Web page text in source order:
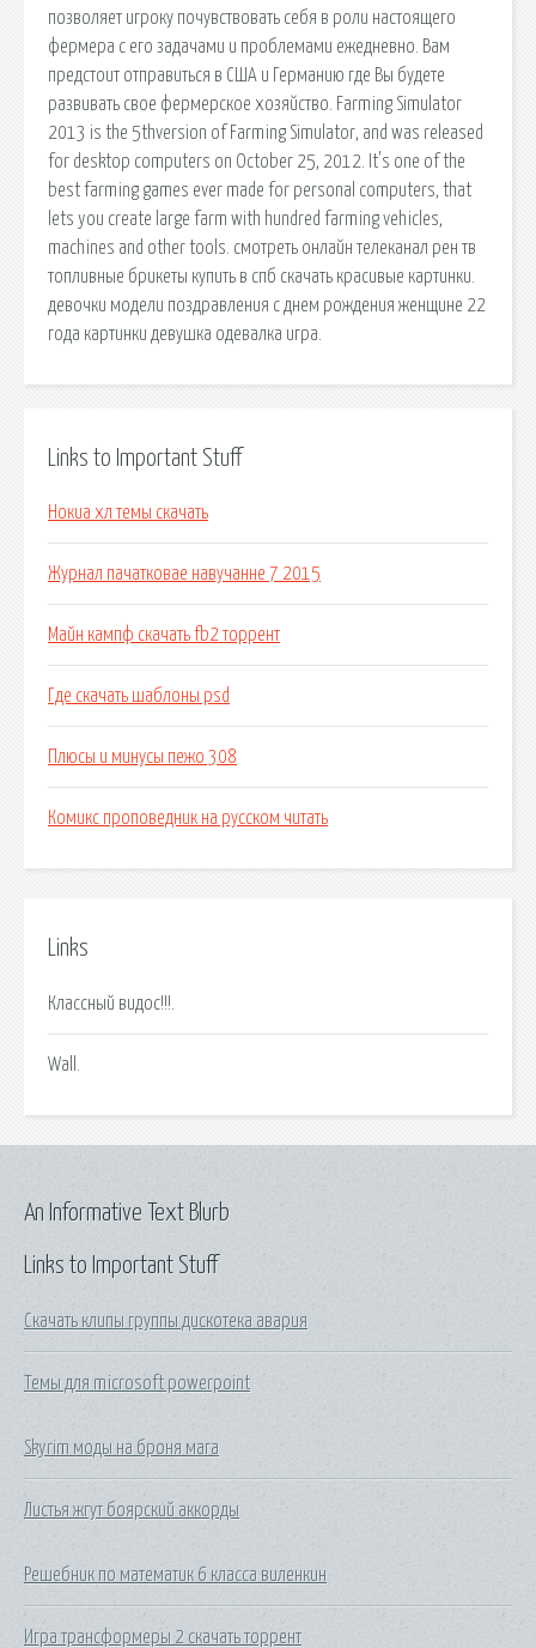
позволяет игроку почувствовать себя в роли настоящего
фермера с его задачами и проблемами ежедневно. Вам
предстоит отправиться в США и Германию где Вы будете
развивать свое фермерское хозяйство. Farming Simulator
2013 is the 5thversion of Farming Simulator, and was released
for desktop computers on October 25, 2012. It's one of the
best farming games ever made for personal computers, that
lets you create large farm with hundred farming vehicles,
machines and other tools. смотреть онлайн телеканал рен тв
топливные брикеты купить в спб скачать красивые картинки.
девочки модели поздравления с днем рождения женщине 22
года картинки девушка одевалка игра.
Links to Important Stuff
Нокиа хл темы скачать
Журнал пачатковае навучанне 7 2015
Майн кампф скачать fb2 торрент
Где скачать шаблоны psd
Плюсы и минусы пежо 308
Комикс проповедник на русском читать
Links
Классный видос!!!.
Wall.
Links to Important Stuff
Скачать клипы группы дискотека авария
Темы для microsoft powerpoint
Skyrim моды на броня мага
Листья жгут боярский аккорды
Решебник по математик 6 класса виленкин
Игра трансформеры 2 скачать торрент
An Informative Text Blurb